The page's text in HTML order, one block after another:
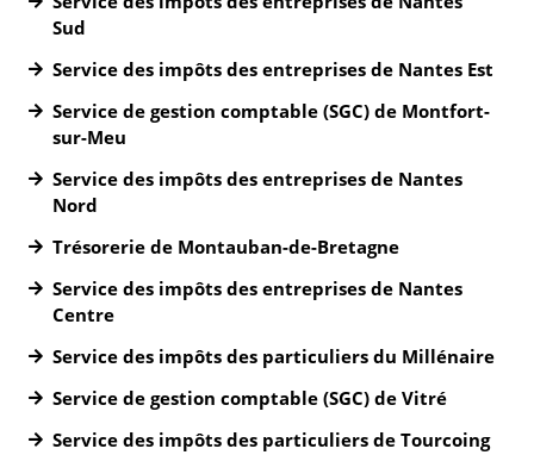
Sud
Service des impôts des entreprises de Nantes Est
Service de gestion comptable (SGC) de Montfort-
sur-Meu
Service des impôts des entreprises de Nantes
Nord
Trésorerie de Montauban-de-Bretagne
Service des impôts des entreprises de Nantes
Centre
Service des impôts des particuliers du Millénaire
Service de gestion comptable (SGC) de Vitré
Service des impôts des particuliers de Tourcoing